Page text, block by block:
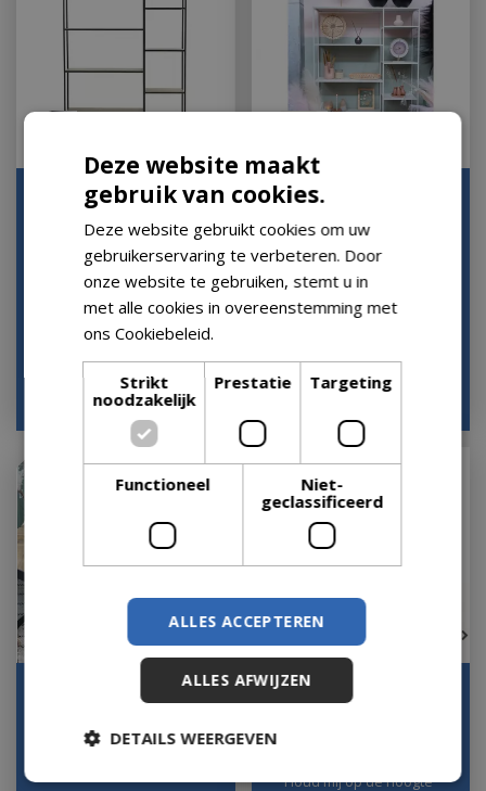
Stalen kast zwart
99
Houd mij op de hoogte
Stalen kast wit
vanaf
Houd mij op de hoogte
Houd mij op de hoogte
Eetkamerstoel alcantara
draaibaar 180 …
Houd mij op de hoogte
Deze website maakt
gebruik van cookies.
Deze website gebruikt cookies om uw
gebruikerservaring te verbeteren. Door
onze website te gebruiken, stemt u in
met alle cookies in overeenstemming met
ons Cookiebeleid.
Strikt
noodzakelijk
Prestatie Targeting
Functioneel
Niet-
geclassificeerd
ALLES ACCEPTEREN
ALLES AFWIJZEN
DETAILS WEERGEVEN